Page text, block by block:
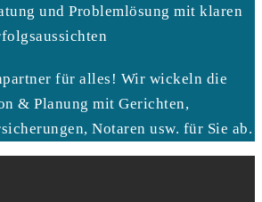
und Problemlösung mit klaren
für alles! Wir wickeln die
& Planung mit Gerichten,
Notaren usw. für Sie ab.